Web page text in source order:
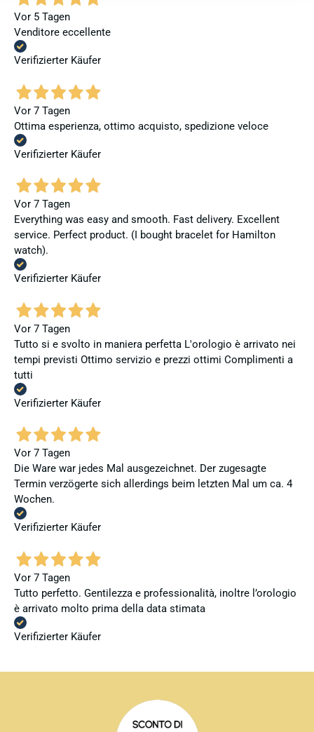
Vor 5 Tagen
Venditore eccellente
Verifizierter Käufer
Vor 7 Tagen
Ottima esperienza, ottimo acquisto, spedizione veloce
Verifizierter Käufer
Vor 7 Tagen
Everything was easy and smooth. Fast delivery. Excellent
service. Perfect product. (I bought bracelet for Hamilton
watch).
Verifizierter Käufer
Vor 7 Tagen
Tutto si e svolto in maniera perfetta L'orologio è arrivato nei
tempi previsti Ottimo servizio e prezzi ottimi Complimenti a
tutti
Verifizierter Käufer
Vor 7 Tagen
Die Ware war jedes Mal ausgezeichnet. Der zugesagte
Termin verzögerte sich allerdings beim letzten Mal um ca. 4
Wochen.
Verifizierter Käufer
Vor 7 Tagen
Tutto perfetto. Gentilezza e professionalità, inoltre l’orologio
è arrivato molto prima della data stimata
Verifizierter Käufer